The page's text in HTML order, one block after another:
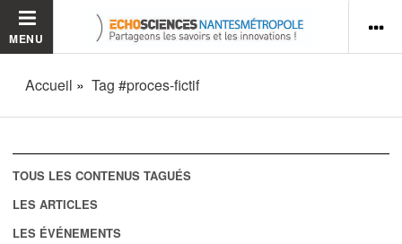
MENU
Accueil Tag #proces-fictif
TOUS LES CONTENUS TAGUÉS
LES ARTICLES
LES ÉVÉNEMENTS